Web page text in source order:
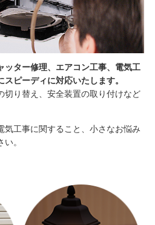
ッター修理、エアコン工事、電気工
ピーディに対応いたします。
切り替え、安全装置の取り付けなど
気工事に関すること、小さなお悩み
。